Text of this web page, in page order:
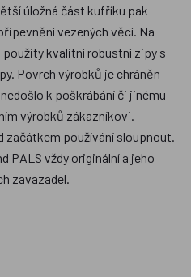
úložná část kufříku pak
vezených věcí. Na
kvalitní robustní zipy s
Povrch výrobků je chráněn
k poškrábání či jinému
výrobků zákazníkovi.
začátkem používání sloupnout.
PALS vždy originální a jeho
zavazadel.